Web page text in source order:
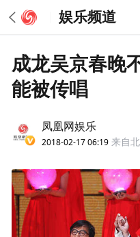
娱乐频道
成龙吴京春晚
能被传唱
凤凰网娱乐
2018-02-17 06:19 来自